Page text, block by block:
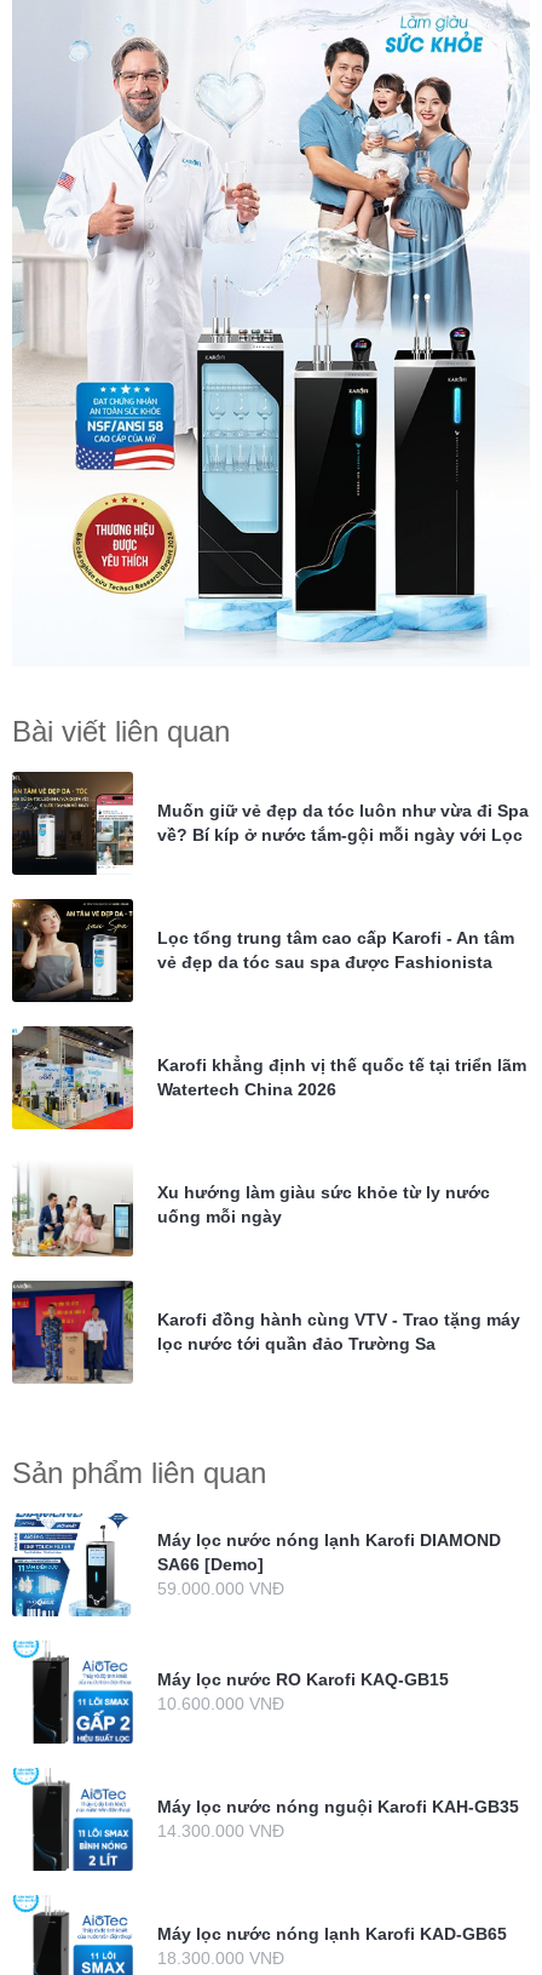
Bài viết liên quan
Muốn giữ vẻ đẹp da tóc luôn như vừa đi Spa
về? Bí kíp ở nước tắm-gội mỗi ngày với Lọc
Lọc tổng trung tâm cao cấp Karofi - An tâm
vẻ đẹp da tóc sau spa được Fashionista
Karofi khẳng định vị thế quốc tế tại triển lãm
Watertech China 2026
Xu hướng làm giàu sức khỏe từ ly nước
uống mỗi ngày
Karofi đồng hành cùng VTV - Trao tặng máy
lọc nước tới quần đảo Trường Sa
Sản phẩm liên quan
Máy lọc nước nóng lạnh Karofi DIAMOND
SA66 [Demo]
59.000.000 VNĐ
Máy lọc nước RO Karofi KAQ-GB15
10.600.000 VNĐ
Máy lọc nước nóng nguội Karofi KAH-GB35
14.300.000 VNĐ
Máy lọc nước nóng lạnh Karofi KAD-GB65
18.300.000 VNĐ